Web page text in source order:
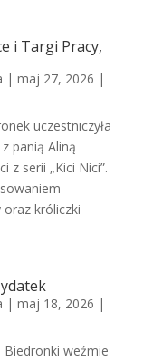
i Targi Pracy,
| maj 27, 2026 |
uczestniczyła
panią Aliną
z serii „Kici Nici”.
oraz króliczki
| maj 18, 2026 |
Biedronki weźmie